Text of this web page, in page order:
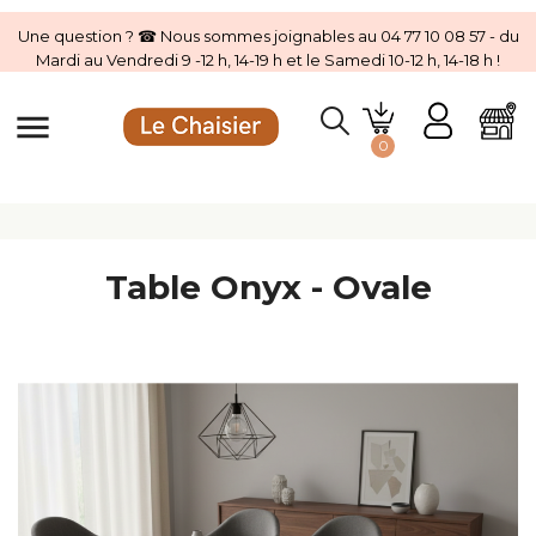
Une question ? ☎ Nous sommes joignables au 04 77 10 08 57 - du
Mardi au Vendredi 9 -12 h, 14-19 h et le Samedi 10-12 h, 14-18 h !
menu 0
Table Onyx - Ovale